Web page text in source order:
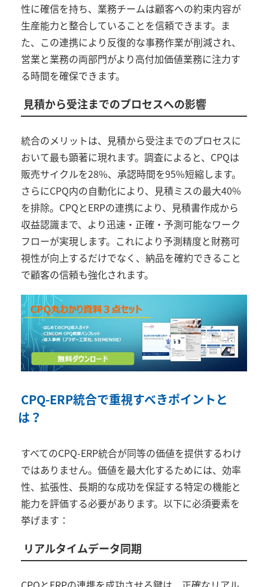
性に確信を持ち、業務チームは顧客への約束内容が
生産能力と整合していることを信頼できます。ま
た、この連携により反復的な事務作業が削減され、
営業と業務の両部門がより高付加価値業務に注力す
る時間を確保できます。
見積から受注までのプロセスへの影響
統合のメリットは、見積から受注までのプロセスに
おいて最も顕著に現れます。調査によると、 CPQは
販売サイクルを28%、承認時間を95%短縮します。
さらにCPQ内の自動化により、見積ミスの最大40%
を排除。 CPQとERPの連携により、見積書作成から
収益認識まで、より迅速・正確・予測可能なワーク
フローが実現します。これにより予測精度と財務可
視性が向上するだけでなく、納品を確約できること
で顧客の信頼も強化されます。
CPQ-ERP統合で重視すべきポイントと
は？
すべてのCPQ-ERP統合が同等の価値を提供するわけ
ではありません。価値を最大化するためには、効率
性、拡張性、長期的な成功を保証する特定の機能と
能力を評価する必要があります。以下に必須要素を
挙げます：
リアルタイムデータ同期